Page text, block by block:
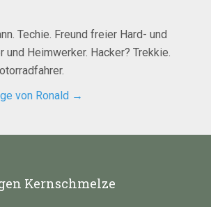
Techie. Freund freier Hard- und
und Heimwerker. Hacker? Trekkie.
von Ronald →
Kernschmelze